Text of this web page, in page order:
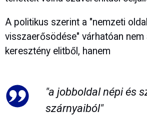
A politikus szerint a "nemzeti oldal
visszaerősödése" várhatóan
keresztény elitből, hanem
"a jobboldal népi és
szárnyaiból"